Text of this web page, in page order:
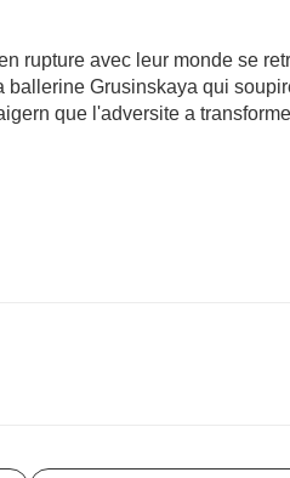
rupture avec leur monde se
Grusinskaya qui
que l'adversite a